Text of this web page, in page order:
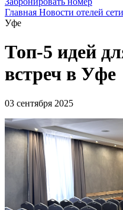
Главная Новости отелей сети
Уфе
Топ-5 идей
встреч в Уфе
03 сентября 2025